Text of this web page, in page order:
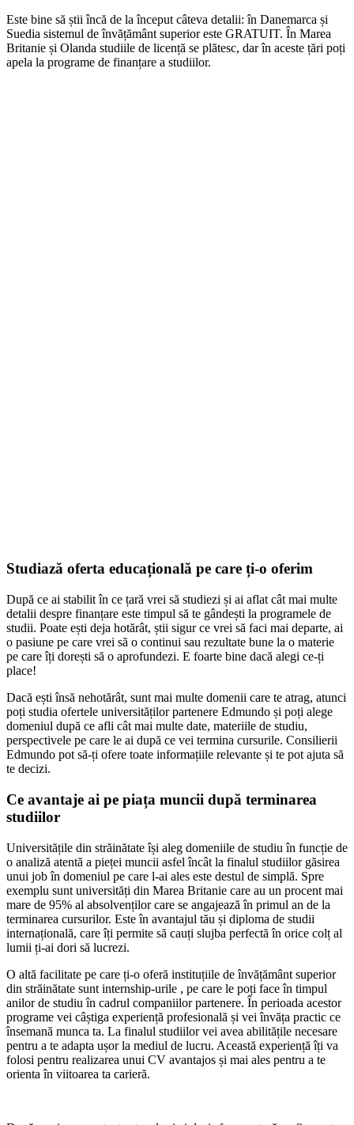
Este bine să știi încă de la început câteva detalii: în Danemarca și
Suedia sistemul de învățământ superior este GRATUIT. În Marea
Britanie și Olanda studiile de licență se plătesc, dar în aceste țări poți
apela la programe de finanțare a studiilor.
Studiază oferta educațională pe care ți-o oferim
După ce ai stabilit în ce țară vrei să studiezi și ai aflat cât mai multe
detalii despre finanțare este timpul să te gândești la programele de
studii. Poate ești deja hotărât, știi sigur ce vrei să faci mai departe, ai
o pasiune pe care vrei să o continui sau rezultate bune la o materie
pe care îți dorești să o aprofundezi. E foarte bine dacă alegi ce-ți
place!
Dacă ești însă nehotărât, sunt mai multe domenii care te atrag, atunci
poți studia ofertele universităților partenere Edmundo și poți alege
domeniul după ce afli cât mai multe date, materiile de studiu,
perspectivele pe care le ai după ce vei termina cursurile. Consilierii
Edmundo pot să-ți ofere toate informațiile relevante și te pot ajuta să
te decizi.
Ce avantaje ai pe piața muncii după terminarea
studiilor
Universitățile din străinătate își aleg domeniile de studiu în funcție de
o analiză atentă a pieței muncii asfel încât la finalul studiilor găsirea
unui job în domeniul pe care l-ai ales este destul de simplă. Spre
exemplu sunt universități din Marea Britanie care au un procent mai
mare de 95% al absolvenților care se angajează în primul an de la
terminarea cursurilor. Este în avantajul tău și diploma de studii
internațională, care îți permite să cauți slujba perfectă în orice colț al
lumii ți-ai dori să lucrezi.
O altă facilitate pe care ți-o oferă instituțiile de învățământ superior
din străinătate sunt internship-urile , pe care le poți face în timpul
anilor de studiu în cadrul companiilor partenere. În perioada acestor
programe vei câștiga experiență profesională și vei învăța practic ce
însemană munca ta. La finalul studiilor vei avea abilitățile necesare
pentru a te adapta ușor la mediul de lucru. Această experiență îți va
folosi pentru realizarea unui CV avantajos și mai ales pentru a te
orienta în viitoarea ta carieră.